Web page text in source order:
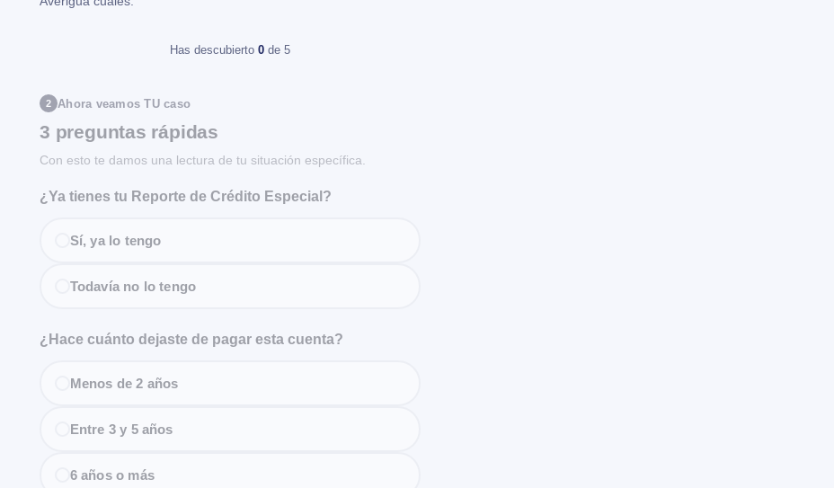
Has descubierto 0 de 5
2 Ahora veamos TU caso
3 preguntas rápidas
Con esto te damos una lectura de tu situación específica.
¿Ya tienes tu Reporte de Crédito Especial?
Sí, ya lo tengo
Todavía no lo tengo
¿Hace cuánto dejaste de pagar esta cuenta?
Menos de 2 años
Entre 3 y 5 años
6 años o más